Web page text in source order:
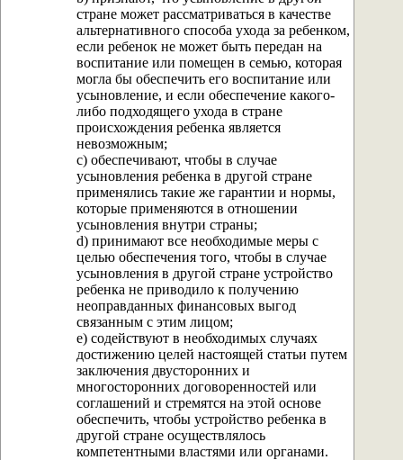
стране может рассматриваться в качестве
альтернативного способа ухода за ребенком,
если ребенок не может быть передан на
воспитание или помещен в семью, которая
могла бы обеспечить его воспитание или
усыновление, и если обеспечение какого-
либо подходящего ухода в стране
происхождения ребенка является
невозможным;
с) обеспечивают, чтобы в случае
усыновления ребенка в другой стране
применялись такие же гарантии и нормы,
которые применяются в отношении
усыновления внутри страны;
d) принимают все необходимые меры с
целью обеспечения того, чтобы в случае
усыновления в другой стране устройство
ребенка не приводило к получению
неоправданных финансовых выгод
связанным с этим лицом;
e) содействуют в необходимых случаях
достижению целей настоящей статьи путем
заключения двусторонних и
многосторонних договоренностей или
соглашений и стремятся на этой основе
обеспечить, чтобы устройство ребенка в
другой стране осуществлялось
компетентными властями или органами.